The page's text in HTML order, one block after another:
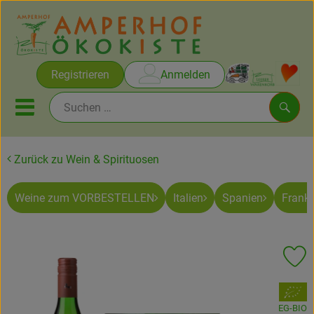
Registrieren Anmelden
Mobiles Menu öffnen oder
Rezepte
Ökokisten
Obst & Gemüse
Zurück zu Wein & Spirituosen
Weine zum VORBESTELLEN Italien Spanien
, Verband:
EG-BIO